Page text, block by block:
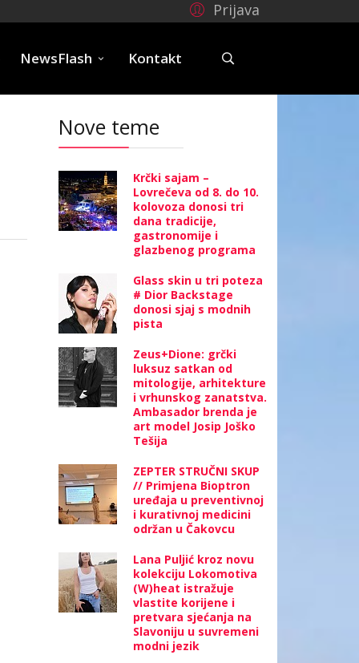
Prijava
NewsFlash Kontakt
Nove teme
Krčki sajam –
Lovrečeva od 8. do 10.
kolovoza donosi tri
dana tradicije,
gastronomije i
glazbenog programa
Glass skin u tri poteza
# Dior Backstage
donosi sjaj s modnih
pista
Zeus+Dione: grčki
luksuz satkan od
mitologije, arhitekture
i vrhunskog zanatstva.
Ambasador brenda je
art model Josip Joško
Tešija
ZEPTER STRUČNI SKUP
// Primjena Bioptron
uređaja u preventivnoj
i kurativnoj medicini
održan u Čakovcu
Lana Puljić kroz novu
kolekciju Lokomotiva
(W)heat istražuje
vlastite korijene i
pretvara sjećanja na
Slavoniju u suvremeni
modni jezik